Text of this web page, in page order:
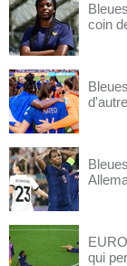
coin
qui